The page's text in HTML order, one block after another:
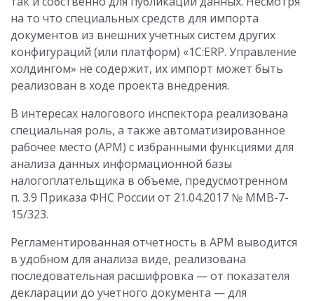
на то что специальных средств для импорта
документов из внешних учетных систем других
конфигураций (или платформ) «1С:ERP. Управление
холдингом» не содержит, их импорт может быть
реализован в ходе проекта внедрения.
В интересах налогового инспектора реализована
специальная роль, а также автоматизированное
рабочее место (АРМ) с избранными функциями для
анализа данных информационной базы
налогоплательщика в объеме, предусмотренном
п. 3.9 Приказа ФНС России от 21.04.2017 № ММВ-7-
15/323.
Регламентированная отчетность в АРМ выводится
в удобном для анализа виде, реализована
последовательная расшифровка — от показателя
декларации до учетного документа — для